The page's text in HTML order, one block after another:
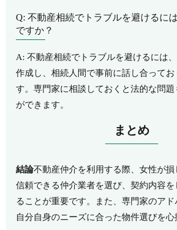
Q: 不動産相続でトラブルを避けるに
ですか？
A: 不動産相続でトラブルを避けるには
作成し、相続人間で事前に話し合って
す。専門家に相談しておくと法的な問題
ができます。
まとめ
結論不動産仲介を利用する際、女性が損
信頼できる仲介業者を選び、契約内容
ることが重要です。また、専門家のアド
自分自身のニーズに合った物件選びを心